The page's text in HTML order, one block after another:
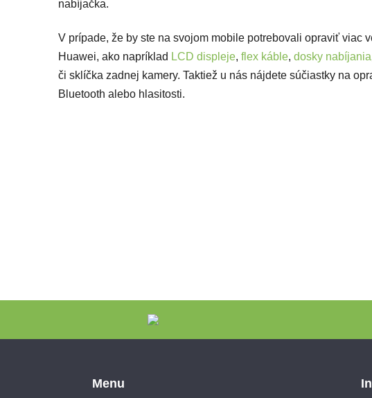
nabíjačka.
V prípade, že by ste na svojom mobile potrebovali opraviť viac
Huawei, ako napríklad LCD displeje, flex káble, dosky nabíjania
či sklíčka zadnej kamery. Taktiež u nás nájdete súčiastky na
Bluetooth alebo hlasitosti.
Menu